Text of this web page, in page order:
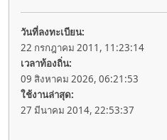
วันที่ลงทะเบียน:
22 กรกฎาคม 2011, 11:23:14
เวลาท้องถิ่น:
09 สิงหาคม 2026, 06:21:53
ใช้งานล่าสุด:
27 มีนาคม 2014, 22:53:37